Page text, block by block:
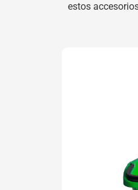
estos